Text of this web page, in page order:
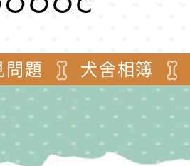
問題 犬舍相簿